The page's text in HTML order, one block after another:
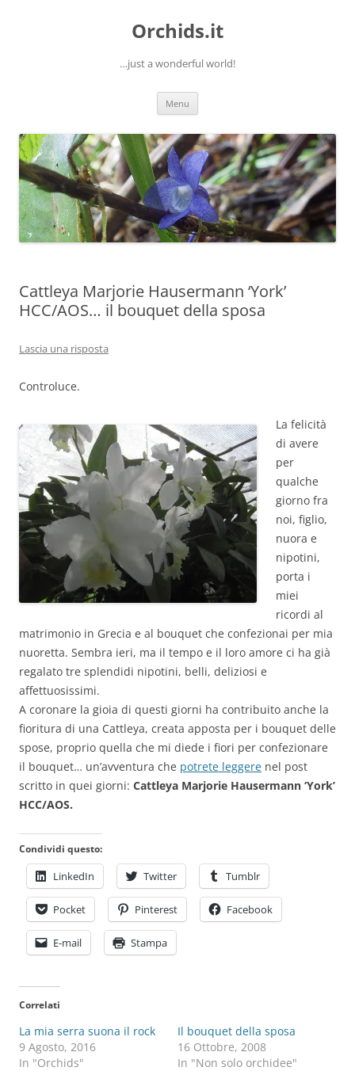
Orchids.it
…just a wonderful world!
Menu
Cattleya Marjorie Hausermann ‘York’
HCC/AOS… il bouquet della sposa
Lascia una risposta
Controluce.
La felicità
di avere
per
qualche
giorno fra
noi, figlio,
nuora e
nipotini,
porta i
miei
ricordi al
matrimonio in Grecia e al bouquet che confezionai per mia
nuoretta. Sembra ieri, ma il tempo e il loro amore ci ha già
regalato tre splendidi nipotini, belli, deliziosi e
affettuosissimi.
A coronare la gioia di questi giorni ha contribuito anche la
fioritura di una Cattleya, creata apposta per i bouquet delle
spose, proprio quella che mi diede i fiori per confezionare
il bouquet… un’avventura che potrete leggere nel post
scritto in quei giorni: Cattleya Marjorie Hausermann ‘York’
HCC/AOS.
Condividi questo:
LinkedIn Twitter Tumblr
Pocket Pinterest Facebook
E-mail Stampa
Correlati
La mia serra suona il rock
9 Agosto, 2016
In "Orchids"
Il bouquet della sposa
16 Ottobre, 2008
In "Non solo orchidee"